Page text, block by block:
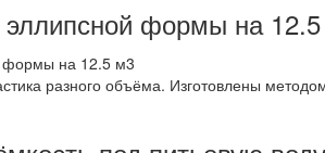
эллипсной формы на
разного объёма. Изготовлены